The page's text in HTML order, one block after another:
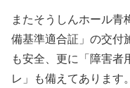
またそうしんホール青
備基準適合証」の交付
も安全、更に「障害者
レ」も備えてあります。